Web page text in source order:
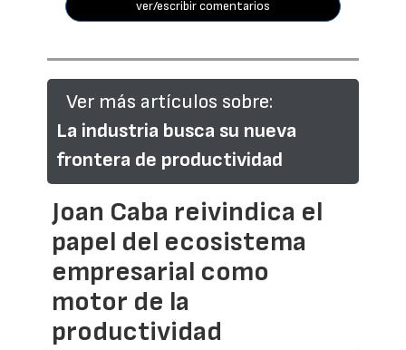
ver/escribir comentarios
Ver más artículos sobre:
La industria busca su nueva
frontera de productividad
Joan Caba reivindica el
papel del ecosistema
empresarial como
motor de la
productividad